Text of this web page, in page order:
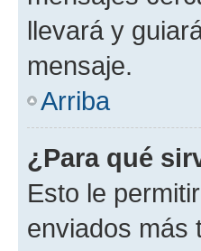
llevará y
mensaje.
Arriba
¿Para qué
Esto le
enviados más